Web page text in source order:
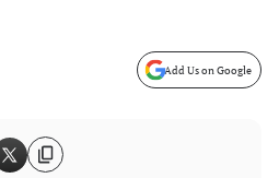
Add Us on Google